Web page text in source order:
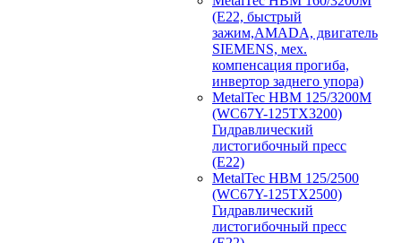
(E22, быстрый
зажим,AMADA, двигатель
SIEMENS, мех.
компенсация прогиба,
инвертор заднего упора)
MetalTec HBM 125/3200M
(WC67Y-125TX3200)
Гидравлический
листогибочный пресс
(E22)
MetalTec HBM 125/2500
(WC67Y-125TX2500)
Гидравлический
листогибочный пресс